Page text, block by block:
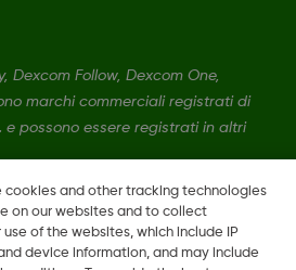
Dexcom Follow, Dexcom One,
marchi commerciali registrati di
e possono essere registrati in altri
cookies and other tracking technologies
on our websites and to collect
of the websites, which include IP
device information, and may include